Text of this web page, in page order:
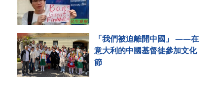
「我們被迫離開中國」 ——在
意大利的中國基督徒參加文化
節